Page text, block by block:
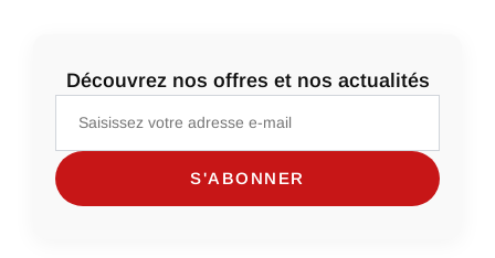
Découvrez nos offres et nos actualités